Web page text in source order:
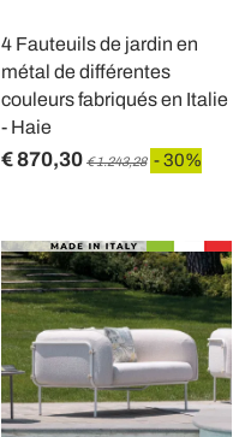
4 Fauteuils de jardin en
métal de différentes
couleurs fabriqués en Italie
- Haie
€ 870,30 € 1.243,28 - 30%